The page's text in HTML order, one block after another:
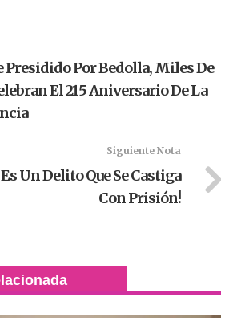
Presidido Por Bedolla, Miles De
El 215 Aniversario De La
Siguiente Nota
Un Delito Que Se Castiga
Con Prisión!